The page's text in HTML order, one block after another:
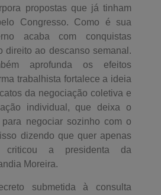
propostas que já tinham
Congresso. Como é sua
acaba com conquistas
direito ao descanso semanal.
aprofunda os efeitos
trabalhista fortalece a ideia
da negociação coletiva e
individual, que deixa o
negociar sozinho com o
dizendo que quer apenas
criticou a presidenta da
Moreira.
submetida à consulta